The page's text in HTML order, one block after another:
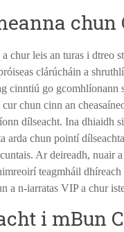
chun
chur leis an turas i dtreo
clárúcháin a
cinntiú go gcomhlíonann
chun cinn an
dílseacht. Ina dhiaidh
arda chun pointí
Ar deireadh, nuair
teagmháil dhíreach
a n-iarratas VIP a chur
i mBun